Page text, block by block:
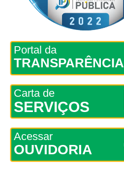
Portal da
TRANSPARÊNCIA
Carta de
SERVIÇOS
Acessar
OUVIDORIA